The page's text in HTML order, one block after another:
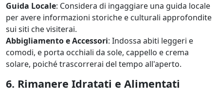
Guida Locale: Considera di ingaggiare una guida locale
per avere informazioni storiche e culturali approfondite
sui siti che visiterai.
Abbigliamento e Accessori: Indossa abiti leggeri e
comodi, e porta occhiali da sole, cappello e crema
solare, poiché trascorrerai del tempo all'aperto.
6. Rimanere Idratati e Alimentati